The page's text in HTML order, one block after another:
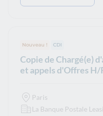
Nouveau ! Type de contrat :
CDI
Copie de Chargé(e)
et appels d'Offres H/
Paris
La Banque Postale